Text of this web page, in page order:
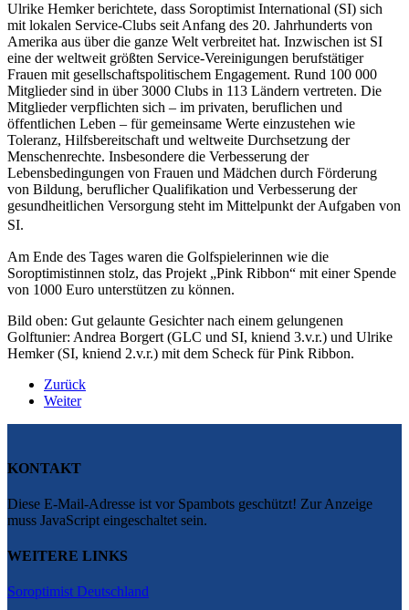
Ulrike Hemker berichtete, dass Soroptimist International (SI) sich
mit lokalen Service-Clubs seit Anfang des 20. Jahrhunderts von
Amerika aus über die ganze Welt verbreitet hat. Inzwischen ist SI
eine der weltweit größten Service-Vereinigungen berufstätiger
Frauen mit gesellschaftspolitischem Engagement. Rund 100 000
Mitglieder sind in über 3000 Clubs in 113 Ländern vertreten. Die
Mitglieder verpflichten sich – im privaten, beruflichen und
öffentlichen Leben – für gemeinsame Werte einzustehen wie
Toleranz, Hilfsbereitschaft und weltweite Durchsetzung der
Menschenrechte. Insbesondere die Verbesserung der
Lebensbedingungen von Frauen und Mädchen durch Förderung
von Bildung, beruflicher Qualifikation und Verbesserung der
gesundheitlichen Versorgung steht im Mittelpunkt der Aufgaben von
SI.
Am Ende des Tages waren die Golfspielerinnen wie die
Soroptimistinnen stolz, das Projekt „Pink Ribbon“ mit einer Spende
von 1000 Euro unterstützen zu können.
Bild oben: Gut gelaunte Gesichter nach einem gelungenen
Golftunier: Andrea Borgert (GLC und SI, kniend 3.v.r.) und Ulrike
Hemker (SI, kniend 2.v.r.) mit dem Scheck für Pink Ribbon.
Zurück
Weiter
KONTAKT
Diese E-Mail-Adresse ist vor Spambots geschützt! Zur Anzeige
muss JavaScript eingeschaltet sein.
WEITERE LINKS
Soroptimist Deutschland